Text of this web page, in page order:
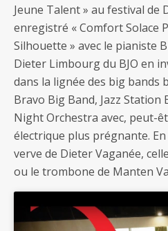
Jeune Talent » au festival de
enregistré « Comfort Solace
Silhouette » avec le pianiste
Dieter Limbourg du BJO en
dans la lignée des big bands
Bravo Big Band, Jazz Station
Night Orchestra avec, peut-
électrique plus prégnante.
verve de Dieter Vaganée,
ou le trombone de Manten